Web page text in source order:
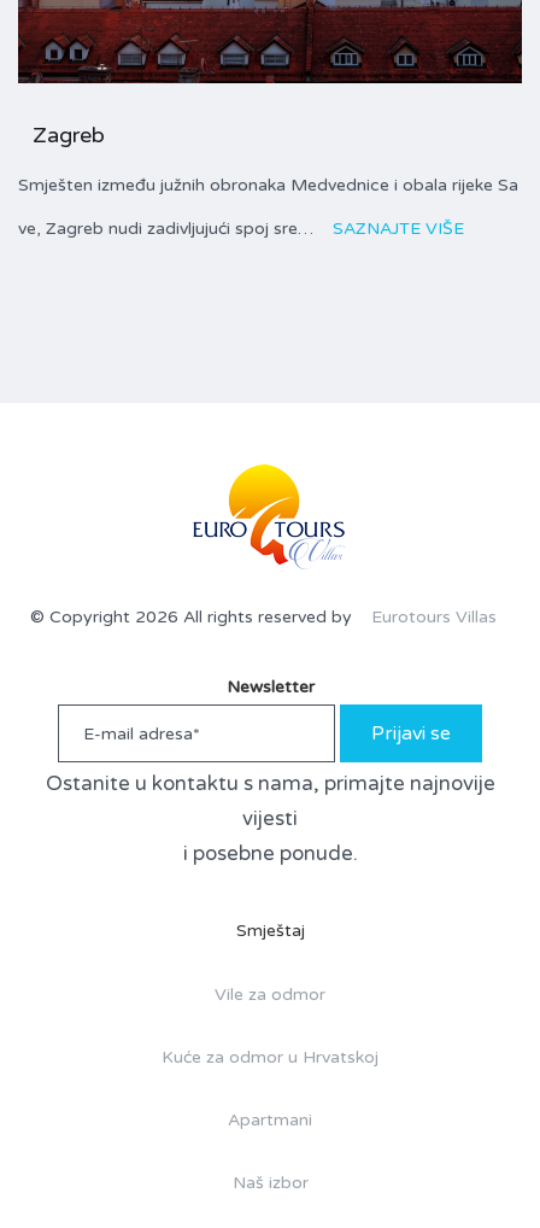
Zagreb
Smješten između južnih obronaka Medvednice i obala rijeke Sa
ve, Zagreb nudi zadivljujući spoj sre… SAZNAJTE VIŠE
© Copyright 2026 All rights reserved by Eurotours Villas
Newsletter
Prijavi se
Ostanite u kontaktu s nama, primajte najnovije
vijesti
i posebne ponude.
Smještaj
Vile za odmor
Kuće za odmor u Hrvatskoj
Apartmani
Naš izbor